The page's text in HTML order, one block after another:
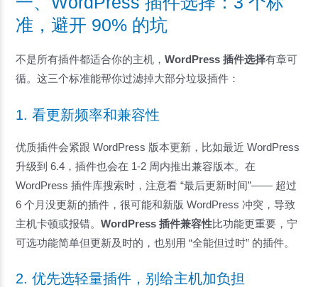
准，避开 90% 的坑
不是所有插件都适合你的主机，WordPress 插件选择有章可
循。这三个标准能帮你过滤掉大部分垃圾插件：
1. 看更新频率和兼容性
优质插件会紧跟 WordPress 版本更新，比如最近 WordPress
升级到 6.4，插件也会在 1-2 周内推出兼容版本。在
WordPress 插件库搜索时，注意看 “最后更新时间”—— 超过
6 个月没更新的插件，很可能和新版 WordPress 冲突，导致
主机卡顿或报错。WordPress 插件兼容性比功能更重要，宁
可选功能简单但更新及时的，也别用 “全能但过时” 的插件。
2. 优先选轻量插件，别给主机加负担